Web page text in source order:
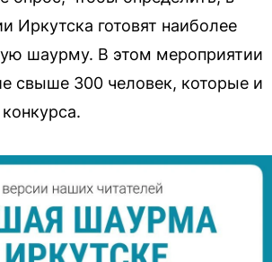
Иркутска готовят наиболее
шаурму. В этом мероприятии
свыше 300 человек, которые и